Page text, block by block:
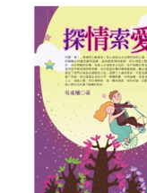
寄送說明:
付款完成後，本
所指定的地點。